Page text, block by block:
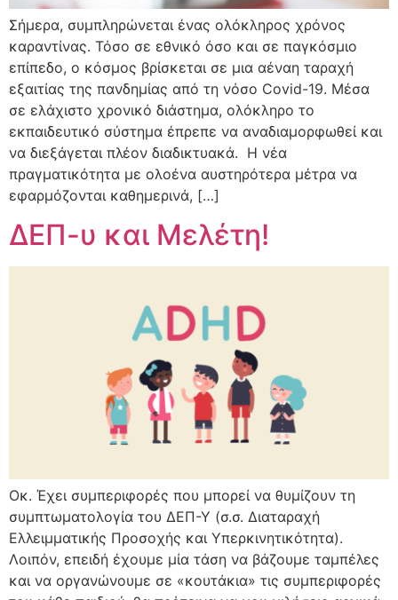
Σήμερα, συμπληρώνεται ένας ολόκληρος χρόνος
καραντίνας. Τόσο σε εθνικό όσο και σε παγκόσμιο
επίπεδο, ο κόσμος βρίσκεται σε μια αέναη ταραχή
εξαιτίας της πανδημίας από τη νόσο Covid-19. Μέσα
σε ελάχιστο χρονικό διάστημα, ολόκληρο το
εκπαιδευτικό σύστημα έπρεπε να αναδιαμορφωθεί και
να διεξάγεται πλέον διαδικτυακά. Η νέα
πραγματικότητα με ολοένα αυστηρότερα μέτρα να
εφαρμόζονται καθημερινά, […]
ΔΕΠ-υ και Μελέτη!
Οκ. Έχει συμπεριφορές που μπορεί να θυμίζουν τη
συμπτωματολογία του ΔΕΠ-Υ (σ.σ. Διαταραχή
Ελλειμματικής Προσοχής και Υπερκινητικότητα).
Λοιπόν, επειδή έχουμε μία τάση να βάζουμε ταμπέλες
και να οργανώνουμε σε «κουτάκια» τις συμπεριφορές